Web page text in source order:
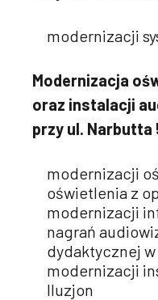
modernizacji
Modernizacja
oraz instalacji
przy ul. Narbutta
modernizacji
oświetlenia z
modernizacji
nagrań
dydaktycznej
modernizacji
Iluzjon